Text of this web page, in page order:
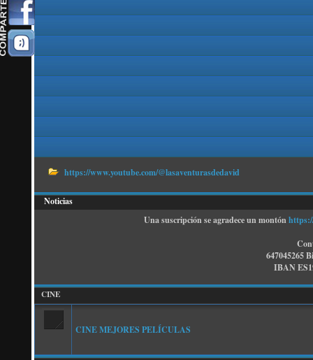
https://www.youtube.com/@lasaventurasdedavid
Noticias
Una suscripción se agradece un montón
647045265
IBAN
CINE
CINE MEJORES PELÍCULAS